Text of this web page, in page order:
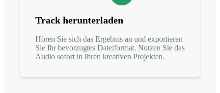
Track herunterladen
Hören Sie sich das Ergebnis an und exportieren
Sie Ihr bevorzugtes Dateiformat. Nutzen Sie das
Audio sofort in Ihren kreativen Projekten.